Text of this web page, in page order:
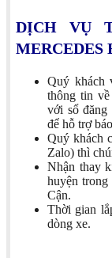
DỊCH VỤ
MERCEDES
Quý khách
thông tin
với sổ đăng
để hỗ trợ
Quý khách
Zalo) thì
Nhận thay
huyện
Cận.
Thời gian
dòng xe.